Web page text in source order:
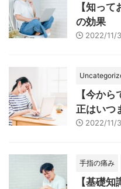
【知っ
の効果
2022/11/
【今か
正はいつ
2022/11/
手指の痛み
【基礎